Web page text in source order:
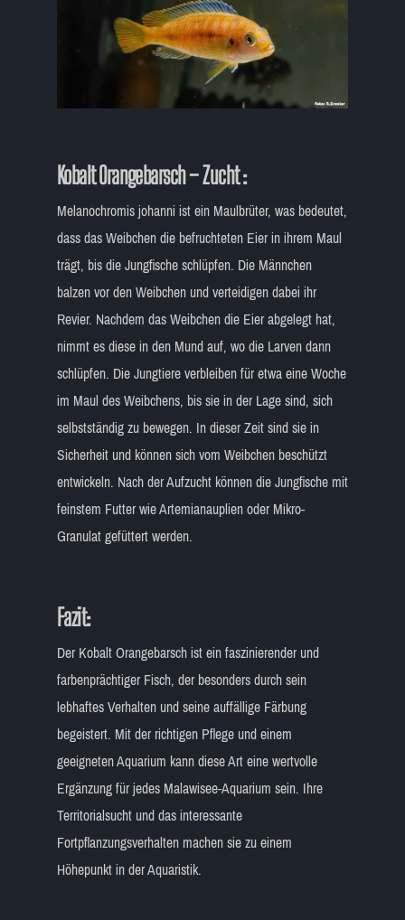
Kobalt Orangebarsch– Zucht:
Melanochromis johanni ist ein Maulbrüter, was bedeutet,
dass das Weibchen die befruchteten Eier in ihrem Maul
trägt, bis die Jungfische schlüpfen. Die Männchen
balzen vor den Weibchen und verteidigen dabei ihr
Revier. Nachdem das Weibchen die Eier abgelegt hat,
nimmt es diese in den Mund auf, wo die Larven dann
schlüpfen. Die Jungtiere verbleiben für etwa eine Woche
im Maul des Weibchens, bis sie in der Lage sind, sich
selbstständig zu bewegen. In dieser Zeit sind sie in
Sicherheit und können sich vom Weibchen beschützt
entwickeln. Nach der Aufzucht können die Jungfische mit
feinstem Futter wie Artemianauplien oder Mikro-
Granulat gefüttert werden.
Fazit:
Der Kobalt Orangebarsch ist ein faszinierender und
farbenprächtiger Fisch, der besonders durch sein
lebhaftes Verhalten und seine auffällige Färbung
begeistert. Mit der richtigen Pflege und einem
geeigneten Aquarium kann diese Art eine wertvolle
Ergänzung für jedes Malawisee-Aquarium sein. Ihre
Territorialsucht und das interessante
Fortpflanzungsverhalten machen sie zu einem
Höhepunkt in der Aquaristik.